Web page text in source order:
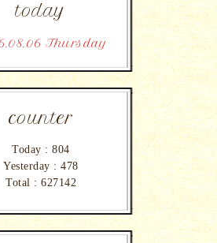
today
Thursday
counter
Today :804
Yesterday :478
Total : 627142